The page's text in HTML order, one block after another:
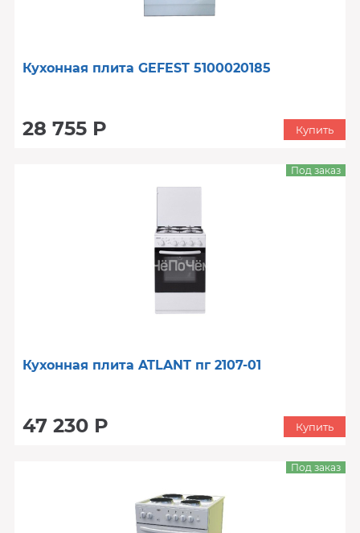
Кухонная плита GEFEST 5100020185
28 755 Р Купить
Кухонная плита ATLANT пг 2107-01
47 230 Р
Под заказ
Купить
Под заказ